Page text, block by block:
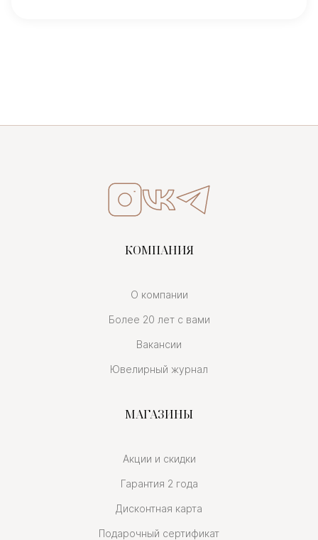
КОМПАНИЯ
О компании
Более 20 лет с вами
Вакансии
Ювелирный журнал
МАГАЗИНЫ
Акции и скидки
Гарантия 2 года
Дисконтная карта
Подарочный сертификат